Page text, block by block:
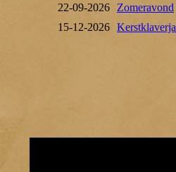
22-09-2026
Zomeravond
15-12-2026